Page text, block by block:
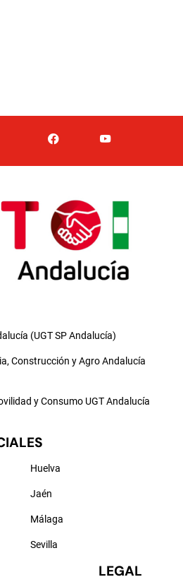
(UGT SP Andalucía)
Construcción y Agro Andalucía
y Consumo UGT Andalucía
Huelva
Jaén
Málaga
Sevilla
LEGAL